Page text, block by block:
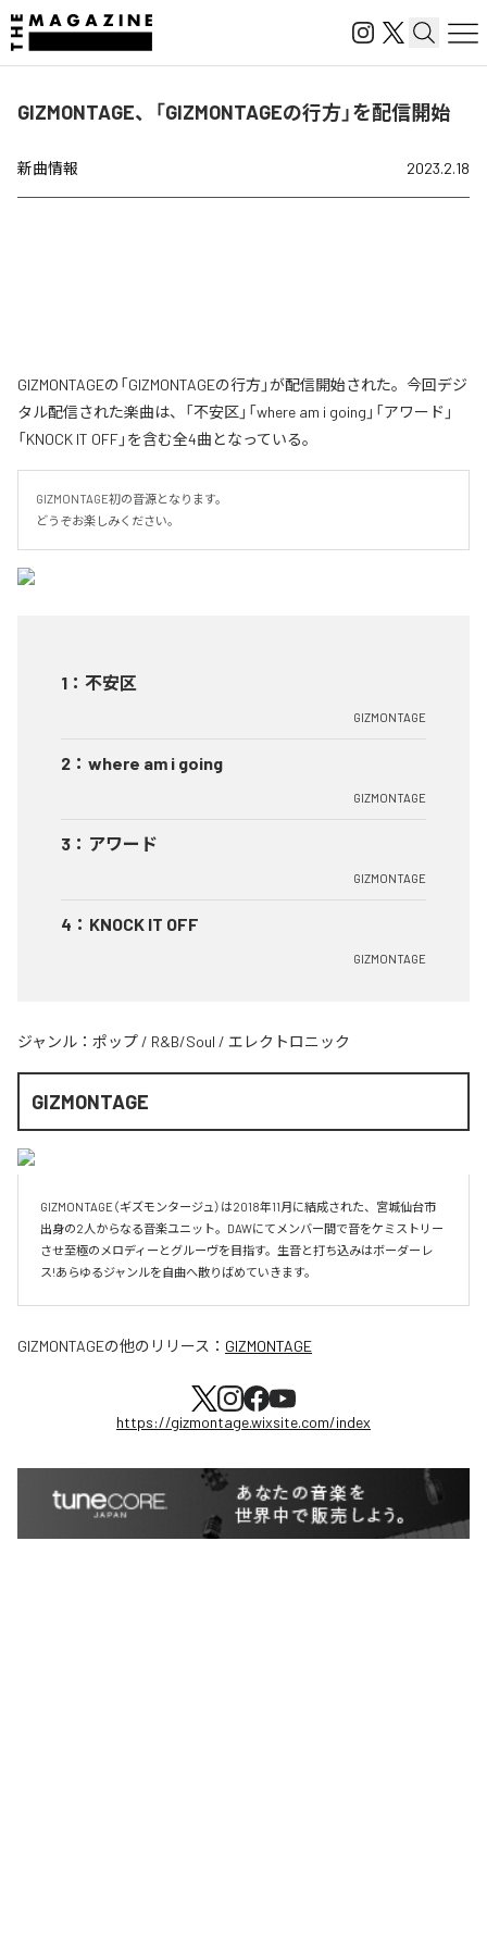
GIZMONTAGE、「GIZMONTAGEの行方」を配信開始
新曲情報 2023.2.18
GIZMONTAGEの「GIZMONTAGEの行方」が配信開始された。今回デジ
タル配信された楽曲は、「不安区」「where am i going」「アワード」
「KNOCK IT OFF」を含む全4曲となっている。
GIZMONTAGE初の音源となります。
どうぞお楽しみください。
1 ： 不安区
GIZMONTAGE
2 ： where am i going
GIZMONTAGE
3 ： アワード
GIZMONTAGE
4 ： KNOCK IT OFF
GIZMONTAGE
ジャンル： ポップ / R&B/Soul / エレクトロニック
GIZMONTAGE
GIZMONTAGE（ギズモンタージュ）は2018年11月に結成された、宮城仙台市
出身の2人からなる音楽ユニット。DAWにてメンバー間で音をケミストリー
させ至極のメロディーとグルーヴを目指す。生音と打ち込みはボーダーレ
ス!あらゆるジャンルを自曲へ散りばめていきます。
GIZMONTAGEの他のリリース： GIZMONTAGE
https://gizmontage.wixsite.com/index